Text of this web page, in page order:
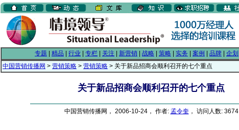
专题 精品 行业 专栏 关注 新营销 战略 策略 实务 案例 品牌 企划
中国营销传播网 > 营销策略 > 营销策略 > 关于新品招商会顺利召开的七个重点
关于新品招商会顺利召开的七个重点
中国营销传播网， 2006-10-24， 作者: 孟令奎， 访问人数: 3674